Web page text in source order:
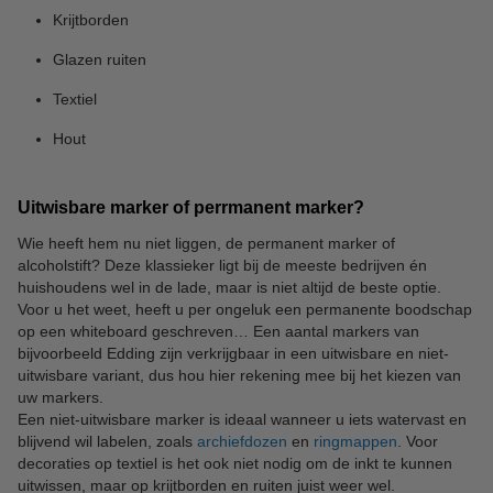
Krijtborden
Glazen ruiten
Textiel
Hout
Uitwisbare marker of perrmanent marker?
Wie heeft hem nu niet liggen, de permanent marker of
alcoholstift? Deze klassieker ligt bij de meeste bedrijven én
huishoudens wel in de lade, maar is niet altijd de beste optie.
Voor u het weet, heeft u per ongeluk een permanente boodschap
op een whiteboard geschreven… Een aantal markers van
bijvoorbeeld Edding zijn verkrijgbaar in een uitwisbare en niet-
uitwisbare variant, dus hou hier rekening mee bij het kiezen van
uw markers.
Een niet-uitwisbare marker is ideaal wanneer u iets watervast en
blijvend wil labelen, zoals archiefdozen en ringmappen. Voor
decoraties op textiel is het ook niet nodig om de inkt te kunnen
uitwissen, maar op krijtborden en ruiten juist weer wel.